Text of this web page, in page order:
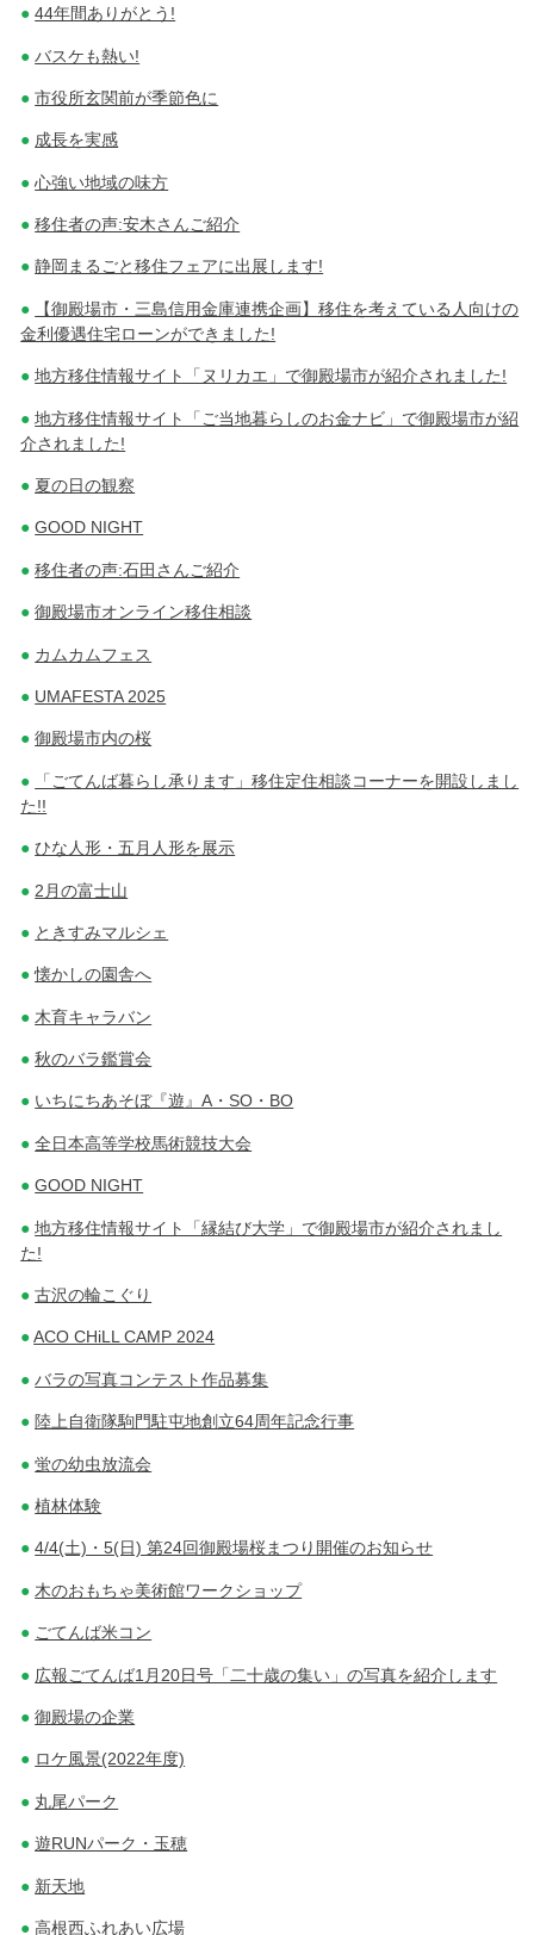
44年間ありがとう!
バスケも熱い!
市役所玄関前が季節色に
成長を実感
心強い地域の味方
移住者の声:安木さんご紹介
静岡まるごと移住フェアに出展します!
【御殿場市・三島信用金庫連携企画】移住を考えている人向けの
金利優遇住宅ローンができました!
地方移住情報サイト「ヌリカエ」で御殿場市が紹介されました!
地方移住情報サイト「ご当地暮らしのお金ナビ」で御殿場市が紹
介されました!
夏の日の観察
GOOD NIGHT
移住者の声:石田さんご紹介
御殿場市オンライン移住相談
カムカムフェス
UMAFESTA 2025
御殿場市内の桜
「ごてんば暮らし承ります」移住定住相談コーナーを開設しまし
た!!
ひな人形・五月人形を展示
2月の富士山
ときすみマルシェ
懐かしの園舎へ
木育キャラバン
秋のバラ鑑賞会
いちにちあそぼ『遊』A・SO・BO
全日本高等学校馬術競技大会
GOOD NIGHT
地方移住情報サイト「縁結び大学」で御殿場市が紹介されまし
た!
古沢の輪こぐり
ACO CHiLL CAMP 2024
バラの写真コンテスト作品募集
陸上自衛隊駒門駐屯地創立64周年記念行事
蛍の幼虫放流会
植林体験
4/4(土)・5(日) 第24回御殿場桜まつり開催のお知らせ
木のおもちゃ美術館ワークショップ
ごてんば米コン
広報ごてんば1月20日号「二十歳の集い」の写真を紹介します
御殿場の企業
ロケ風景(2022年度)
丸尾パーク
遊RUNパーク・玉穂
新天地
高根西ふれあい広場